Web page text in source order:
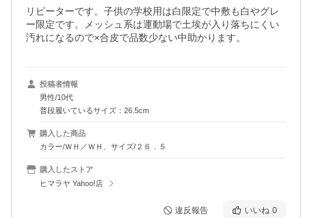
リピーターです。子供の学校用は白限定で中敷も白やグレ
ー限定です。メッシュ系は運動場で土埃が入り落ちにくい
汚れになるので×合皮で品数少ない中助かります。
投稿者情報
男性/10代
普段履いているサイズ：26.5cm
購入した商品
カラー/ＷＨ／ＷＨ、サイズ/２６．５
購入したストア
ヒマラヤ Yahoo!店
違反報告 いいね 0